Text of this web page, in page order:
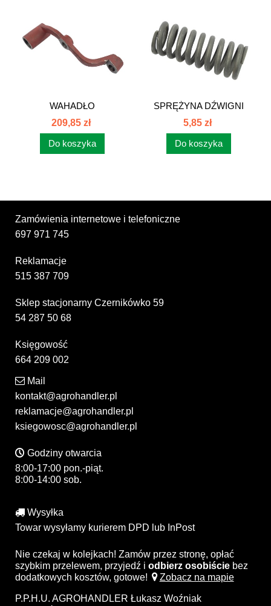
WAHADŁO
MECHANIZMU
PODNOŚNIKA...
209,85 zł
Do koszyka
SPRĘŻYNA DŹWIGNI
MECHANIZMU...
5,85 zł
Do koszyka
Zamówienia internetowe i telefoniczne
697 971 745
Reklamacje
515 387 709
Sklep stacjonarny Czernikówko 59
54 287 50 68
Księgowość
664 209 002
Mail
kontakt@agrohandler.pl
reklamacje@agrohandler.pl
ksiegowosc@agrohandler.pl
Godziny otwarcia
8:00-17:00 pon.-piąt.
8:00-14:00 sob.
Wysyłka
Towar wysyłamy kurierem DPD lub InPost
Nie czekaj w kolejkach! Zamów przez stronę, opłać
szybkim przelewem, przyjedź i odbierz osobiście bez
dodatkowych kosztów, gotowe!
Zobacz na mapie
P.P.H.U. AGROHANDLER Łukasz Woźniak